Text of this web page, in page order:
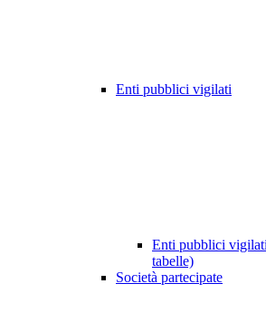
Enti pubblici vigilati
Enti pubblici
tabelle)
Società partecipate